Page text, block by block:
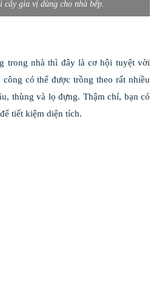
cây gia vị dùng cho nhà bếp.
trong nhà thì đây là cơ hội tuyệt vời
có thể được trồng theo rất nhiều
thùng và lọ đựng. Thậm chí, bạn có
tiết kiệm diện tích.